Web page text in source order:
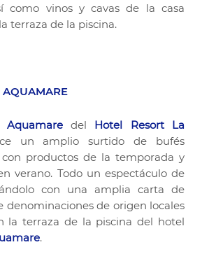
como vinos y cavas de la casa
terraza de la piscina.
AQUAMARE
Aquamaredel Hotel Resort La
un amplio surtido de bufés
con productos de la temporada y
verano. Todo un espectáculo de
con una amplia carta de
denominaciones de origen locales
la terraza de la piscina del hotel
.